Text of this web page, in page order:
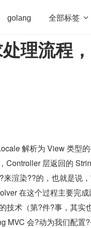
golang 全部标签 
Web3.0
理流程，
解析为 View 类型
Controller 层返回的
渲染??的，也就是说
在这个过程主要完
技术（第?件?事，其实
MVC 会?动为我们配置